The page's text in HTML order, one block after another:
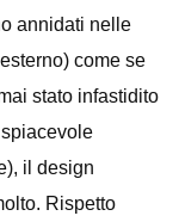
annidati nelle
come se
stato infastidito
il design
Rispetto